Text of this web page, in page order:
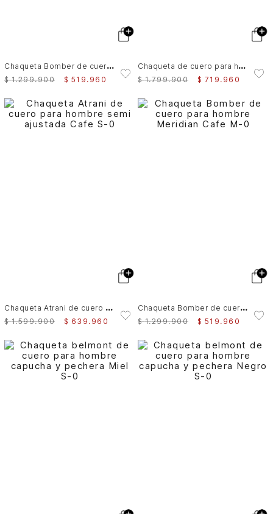
C
haqueta Bomber de cuero para hombre Meridian
$ 1.299.900 $ 519 . 960
C
haqueta de cuero para hombre Nila 2
$ 1.799.900 $ 719 . 960
C
haqueta Atrani de cuero para hombre semi ajustada
$ 1.599.900 $ 639 . 960
C
haqueta Bomber de cuero para hombre Meridian
$ 1.299.900 $ 519 . 960